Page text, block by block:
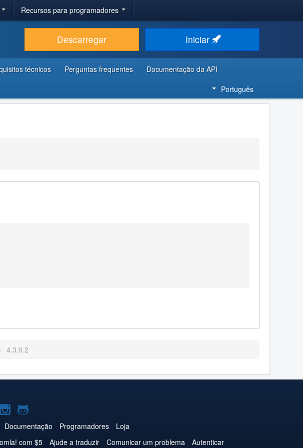
Recursos para programadores
Descarregar Iniciar
técnicos Perguntas frequentes
Documentação da API
Português
/ 4.3.0.2
Joomla!
no
Instagram
Joomla!
no
GitHub
Documentação Programadores
Loja
com $5 Ajude a traduzir Comunicar um problema Autenticar